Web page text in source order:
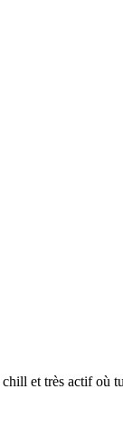
et très actif où